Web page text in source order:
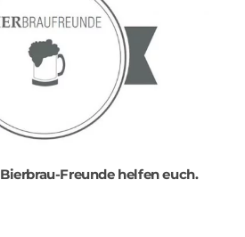
Freunde helfen euch.